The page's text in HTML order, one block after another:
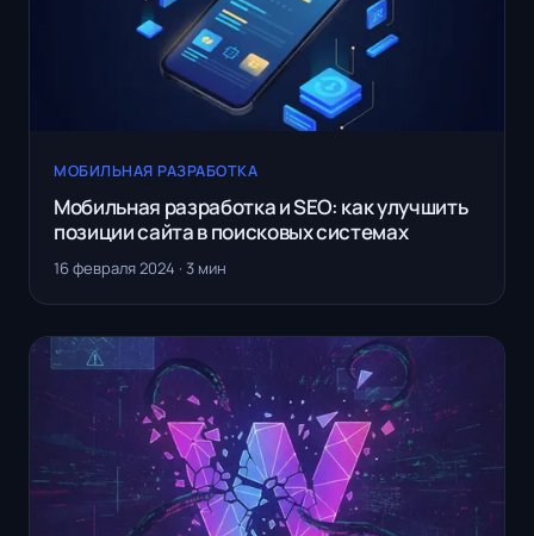
МОБИЛЬНАЯ РАЗРАБОТКА
Мобильная разработка и SEO: как улучшить
позиции сайта в поисковых системах
16 февраля 2024 · 3 мин